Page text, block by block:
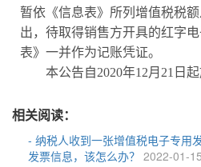
暂依《信息表》所列增值税税
出，待取得销售方开具的红字
表》一并作为记账凭证。
本公告自2020年12月21日起
相关阅读：
- 纳税人收到一张增值税电子专用
发票信息，该怎么办？ 2022-01-15